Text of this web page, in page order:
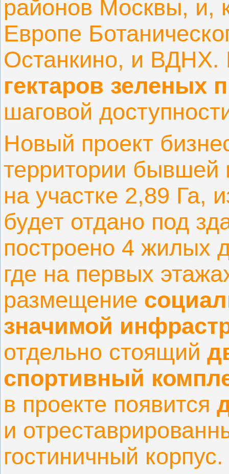
районов Москвы, и,
Европе
Останкино, и ВДНХ.
гектаров зеленых
шаговой
Новый проект
территории бывшей
на участке 2,89 Га,
будет отдано под
построено 4 жилых
где на первых
размещение
значимой
отдельно стоящий
спортивный
в проекте появится
и
гостиничный корпус.